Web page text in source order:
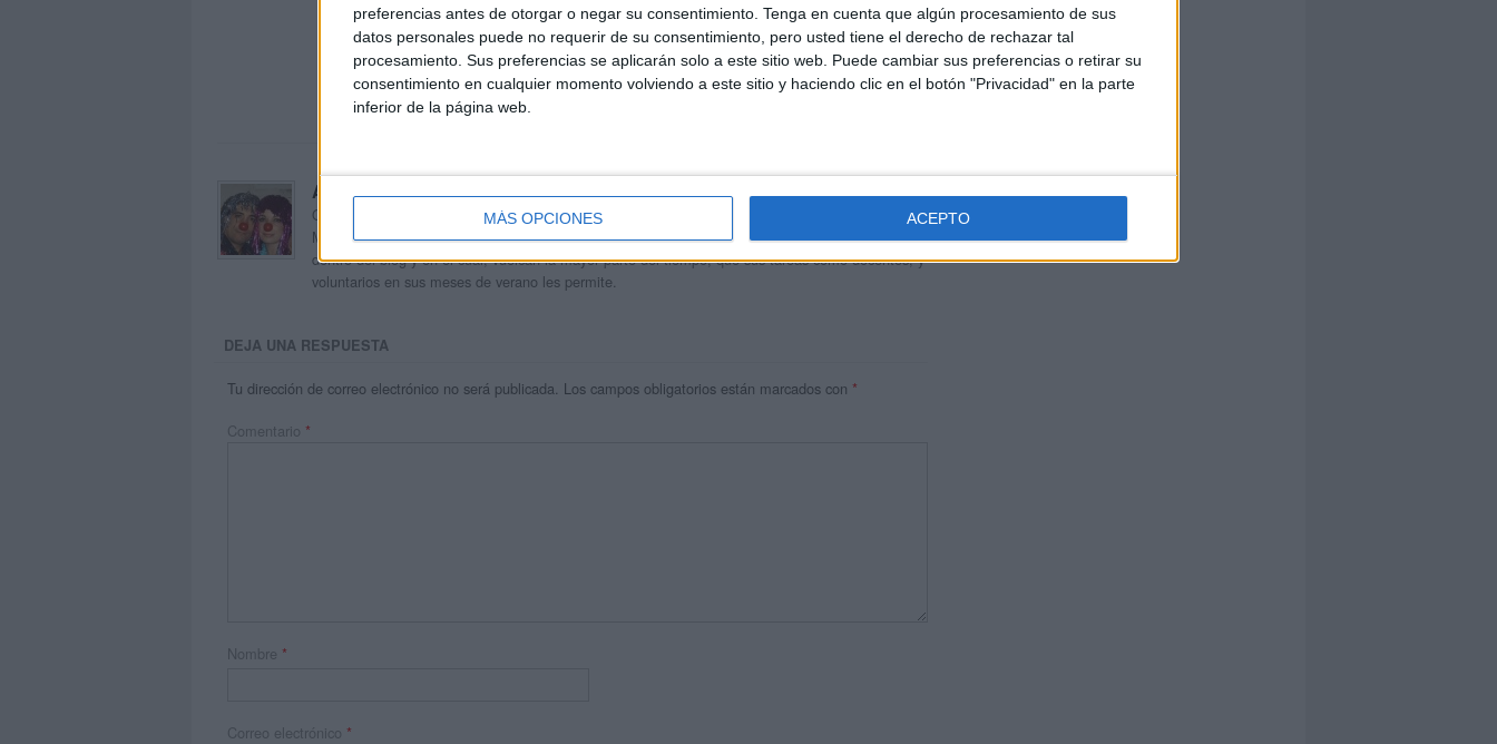
preferencias antes de otorgar o negar su consentimiento. Tenga en cuenta que algún procesamiento de sus
datos personales puede no requerir de su consentimiento, pero usted tiene el derecho de rechazar tal
procesamiento. Sus preferencias se aplicarán solo a este sitio web. Puede cambiar sus preferencias o retirar su
consentimiento en cualquier momento volviendo a este sitio y haciendo clic en el botón "Privacidad" en la parte
inferior de la página web.
MÁS OPCIONES ACEPTO
Acerca de orientacionandujar
Orientación Andújar no es solo un blog, es la apuesta personal de dos profesores Ginés y
Maribel, que además de ser pareja, son los encargados de los contenidos que encontramos
dentro del blog y en el cual, vuelcan la mayor parte del tiempo, que sus tareas como docentes, y
voluntarios en sus meses de verano les permite.
DEJA UNA RESPUESTA
Tu dirección de correo electrónico no será publicada. Los campos obligatorios están marcados con *
Comentario *
Nombre *
Correo electrónico *